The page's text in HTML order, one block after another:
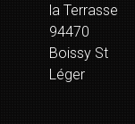
la Terrasse
94470
Boissy St
Léger